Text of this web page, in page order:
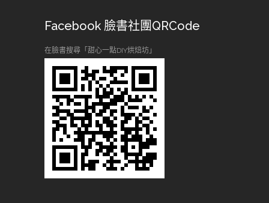
Facebook 臉書社團QRCode
在臉書搜尋「甜心一點DIY烘焙坊」